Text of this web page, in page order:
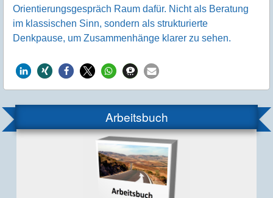
Orientierungsgespräch Raum dafür. Nicht als Beratung
im klassischen Sinn, sondern als strukturierte
Denkpause, um Zusammenhänge klarer zu sehen.
Arbeitsbuch